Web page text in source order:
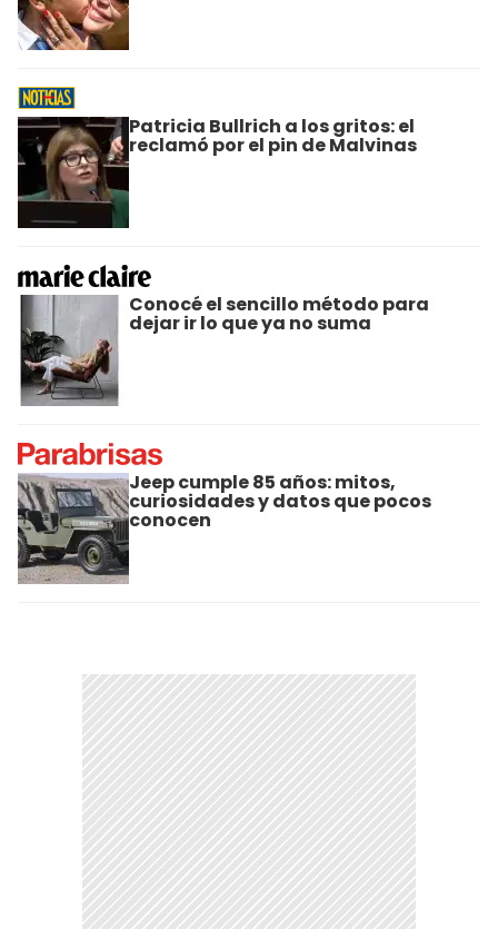
Patricia Bullrich a los gritos: el
reclamó por el pin de Malvinas
Conocé el sencillo método para
dejar ir lo que ya no suma
Jeep cumple 85 años: mitos,
curiosidades y datos que pocos
conocen